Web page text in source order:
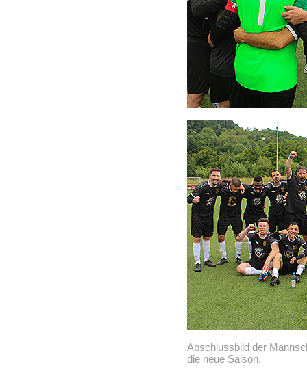
Abschlussbild der
die neue Saison.